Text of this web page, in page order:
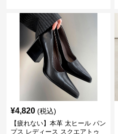
ビジネスシューズ
¥4,820 (税込)
【疲れない】本革 太ヒール パン
プス レディース スクエアトゥ